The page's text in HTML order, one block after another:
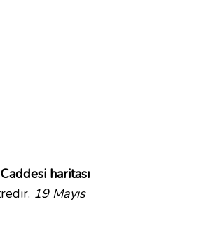
haritası
19 Mayıs